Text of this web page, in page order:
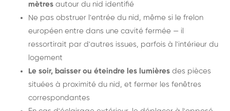
mètres autour du nid identifié
Ne pas obstruer l'entrée du nid, même si le frelon
européen entre dans une cavité fermée — il
ressortirait par d'autres issues, parfois à l'intérieur du
logement
Le soir, baisser ou éteindre les lumières des pièces
situées à proximité du nid, et fermer les fenêtres
correspondantes